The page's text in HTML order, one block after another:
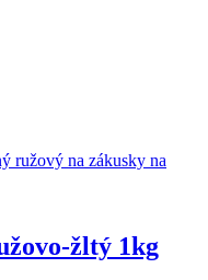
žltý 1kg